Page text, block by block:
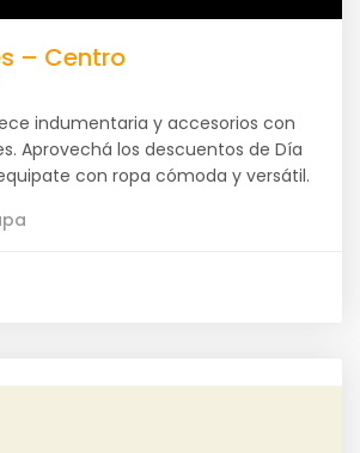
– Centro
indumentaria y accesorios con
Aprovechá los descuentos de Día
con ropa cómoda y versátil.